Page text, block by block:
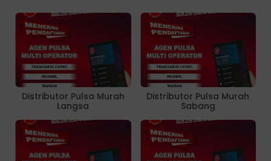
Distributor Pulsa Murah
Langsa
Distributor Pulsa Murah
Sabang